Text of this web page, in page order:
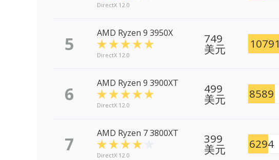
DirectX 12.0
5 AMD Ryzen 9 3950X
DirectX 12.0
749
美元 10791
6 AMD Ryzen 9 3900XT
DirectX 12.0
499
美元 8589
7 AMD Ryzen 7 3800XT
DirectX 12.0
399
美元 6294